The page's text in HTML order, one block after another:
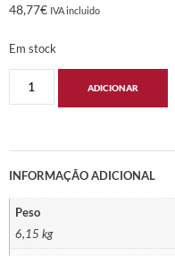
48,77€ IVA incluido
Em stock
ADICIONAR
INFORMAÇÃO ADICIONAL
Peso
6,15 kg